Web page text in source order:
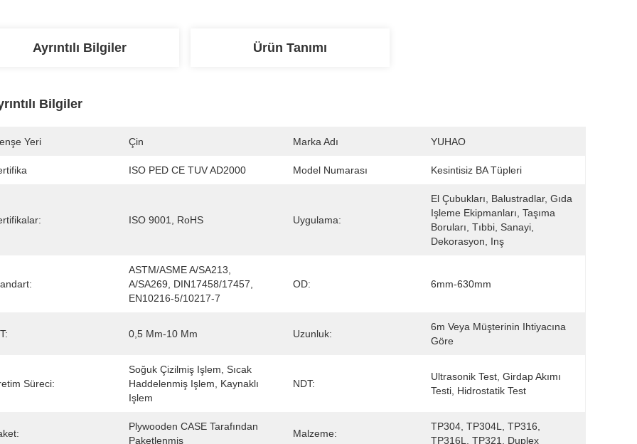
Ayrıntılı Bilgiler Ürün Tanımı
Bilgiler
Yeri Çin Marka Adı YUHAO
ISO PED CE TUV AD2000 Model Numarası Kesintisiz BA Tüpleri
ISO 9001, RoHS Uygulama:
El Çubukları, Balustradlar, Gıda
Işleme Ekipmanları, Taşıma
Boruları, Tıbbi, Sanayi,
Dekorasyon, Inş
ASTM/ASME A/SA213,
A/SA269, DIN17458/17457,
EN10216-5/10217-7
OD: 6mm-630mm
0,5 Mm-10 Mm Uzunluk:
6m Veya Müşterinin Ihtiyacına
Göre
Süreci:
Soğuk Çizilmiş Işlem, Sıcak
Haddelenmiş Işlem, Kaynaklı
Işlem
NDT:
Ultrasonik Test, Girdap Akımı
Testi, Hidrostatik Test
Plywooden CASE Tarafından
Paketlenmiş
Malzeme:
TP304, TP304L, TP316,
TP316L, TP321, Duplex